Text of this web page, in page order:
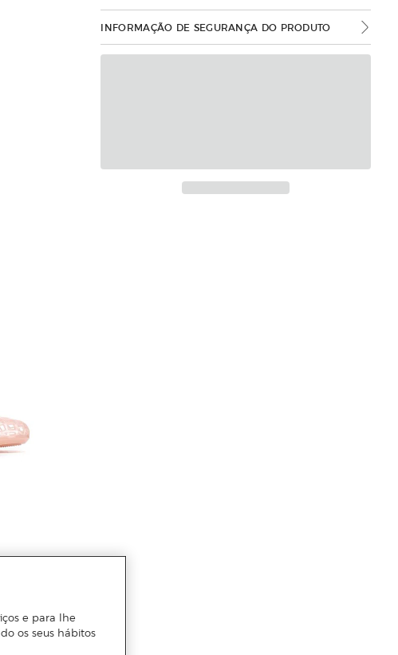
INFORMAÇÃO DE SEGURANÇA DO PRODUTO
e para lhe
os seus hábitos